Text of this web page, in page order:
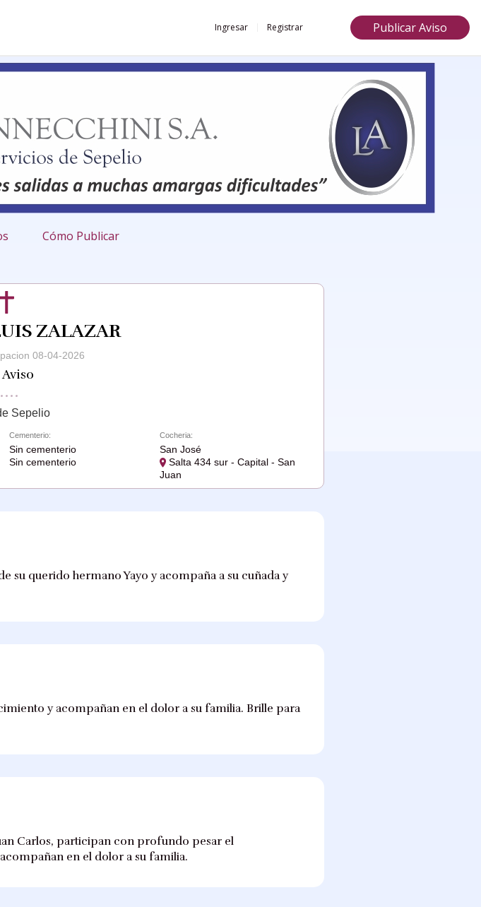
Ingresar Registrar Publicar Aviso
Cómo Publicar
ZALAZAR
08-04-2026
Sepelio
Cementerio:
Sin cementerio
Sin cementerio
Cocheria:
San José
Salta 434 sur - Capital - San
Juan
su querido hermano Yayo y acompaña a su cuñada y
y acompañan en el dolor a su familia. Brille para
Carlos, participan con profundo pesar el
en el dolor a su familia.